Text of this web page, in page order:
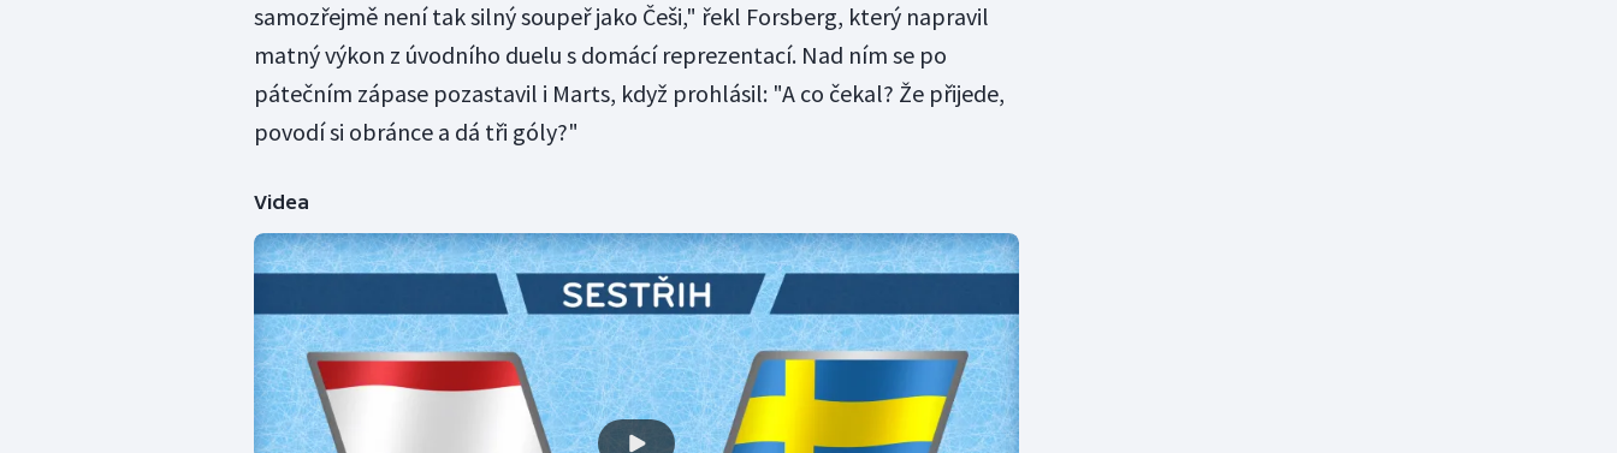
samozřejmě není tak silný soupeř jako Češi," řekl Forsberg, který napravil
matný výkon z úvodního duelu s domácí reprezentací. Nad ním se po
pátečním zápase pozastavil i Marts, když prohlásil: "A co čekal? Že přijede,
povodí si obránce a dá tři góly?"
Videa